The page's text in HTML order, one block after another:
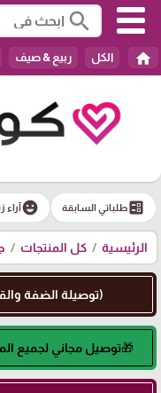
search
home الكل ربيع & صيف
ballotطلباتي السابقة emoji_emotionsآراء
الرئيسية كل المنتجات
(توصيلة الضفة والقدس: 20₪) (توصيلة
🎁توصيل مجاني لجميع المناطق